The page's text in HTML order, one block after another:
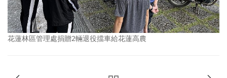
花蓮林區管理處捐贈2輛退役擋車給花蓮高農